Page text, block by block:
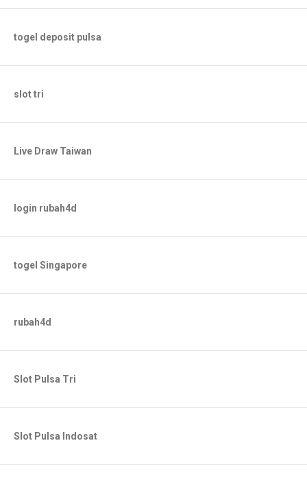
togel deposit pulsa
slot tri
Live Draw Taiwan
login rubah4d
togel Singapore
rubah4d
Slot Pulsa Tri
Slot Pulsa Indosat